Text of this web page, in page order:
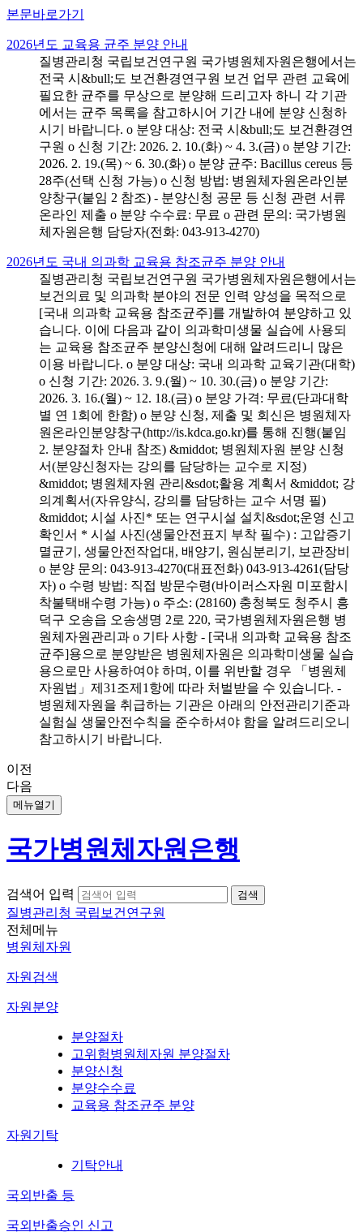
본문바로가기
2026년도 교육용 균주 분양 안내
질병관리청 국립보건연구원 국가병원체자원은행에서는
전국 시&bull;도 보건환경연구원 보건 업무 관련 교육에
필요한 균주를 무상으로 분양해 드리고자 하니 각 기관
에서는 균주 목록을 참고하시어 기간 내에 분양 신청하
시기 바랍니다. o 분양 대상: 전국 시&bull;도 보건환경연
구원 o 신청 기간: 2026. 2. 10.(화) ~ 4. 3.(금) o 분양 기간:
2026. 2. 19.(목) ~ 6. 30.(화) o 분양 균주: Bacillus cereus 등
28주(선택 신청 가능) o 신청 방법: 병원체자원온라인분
양창구(붙임 2 참조) - 분양신청 공문 등 신청 관련 서류
온라인 제출 o 분양 수수료: 무료 o 관련 문의: 국가병원
체자원은행 담당자(전화: 043-913-4270)
2026년도 국내 의과학 교육용 참조균주 분양 안내
질병관리청 국립보건연구원 국가병원체자원은행에서는
보건의료 및 의과학 분야의 전문 인력 양성을 목적으로
[국내 의과학 교육용 참조균주]를 개발하여 분양하고 있
습니다. 이에 다음과 같이 의과학미생물 실습에 사용되
는 교육용 참조균주 분양신청에 대해 알려드리니 많은
이용 바랍니다. o 분양 대상: 국내 의과학 교육기관(대학)
o 신청 기간: 2026. 3. 9.(월) ~ 10. 30.(금) o 분양 기간:
2026. 3. 16.(월) ~ 12. 18.(금) o 분양 가격: 무료(단과대학
별 연 1회에 한함) o 분양 신청, 제출 및 회신은 병원체자
원온라인분양창구(http://is.kdca.go.kr)를 통해 진행(붙임
2. 분양절차 안내 참조) &middot; 병원체자원 분양 신청
서(분양신청자는 강의를 담당하는 교수로 지정)
&middot; 병원체자원 관리&sdot;활용 계획서 &middot; 강
의계획서(자유양식, 강의를 담당하는 교수 서명 필)
&middot; 시설 사진* 또는 연구시설 설치&sdot;운영 신고
확인서 * 시설 사진(생물안전표지 부착 필수) : 고압증기
멸균기, 생물안전작업대, 배양기, 원심분리기, 보관장비
o 분양 문의: 043-913-4270(대표전화) 043-913-4261(담당
자) o 수령 방법: 직접 방문수령(바이러스자원 미포함시
착불택배수령 가능) o 주소: (28160) 충청북도 청주시 흥
덕구 오송읍 오송생명 2로 220, 국가병원체자원은행 병
원체자원관리과 o 기타 사항 - [국내 의과학 교육용 참조
균주]용으로 분양받은 병원체자원은 의과학미생물 실습
용으로만 사용하여야 하며, 이를 위반할 경우 「병원체
자원법」제31조제1항에 따라 처벌받을 수 있습니다. -
병원체자원을 취급하는 기관은 아래의 안전관리기준과
실험실 생물안전수칙을 준수하셔야 함을 알려드리오니
참고하시기 바랍니다.
이전
다음
메뉴열기
국가병원체자원은행
검색어 입력
질병관리청 국립보건연구원
전체메뉴
병원체자원
자원검색
자원분양
분양절차
고위험병원체자원 분양절차
분양신청
분양수수료
교육용 참조균주 분양
자원기탁
기탁안내
국외반출 등
국외반출승인 신고